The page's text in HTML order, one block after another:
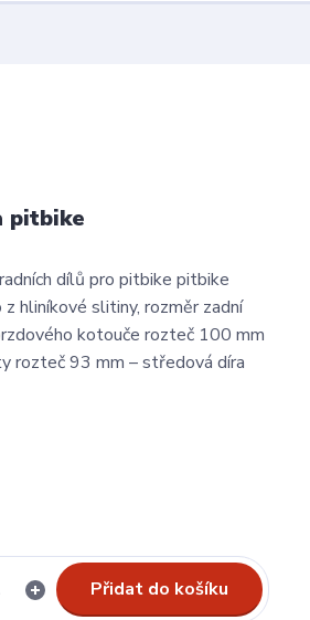
pitbike
dílů pro pitbike pitbike
hliníkové slitiny, rozměr zadní
kotouče rozteč 100 mm
rozteč 93 mm – středová díra
Přidat do košíku